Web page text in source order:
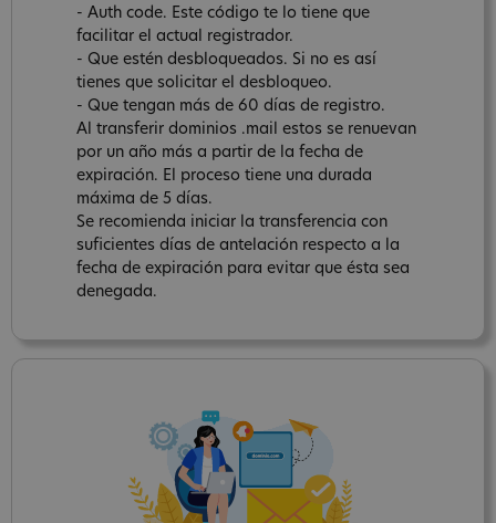
- Auth code. Este código te lo tiene que
facilitar el actual registrador.
- Que estén desbloqueados. Si no es así
tienes que solicitar el desbloqueo.
- Que tengan más de 60 días de registro.
Al transferir dominios .mail estos se renuevan
por un año más a partir de la fecha de
expiración. El proceso tiene una durada
máxima de 5 días.
Se recomienda iniciar la transferencia con
suficientes días de antelación respecto a la
fecha de expiración para evitar que ésta sea
denegada.